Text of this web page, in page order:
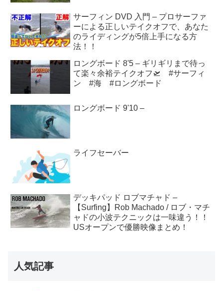
サーフィン DVD 入門 – プロサーファ
ーによる正しいテイクオフで、あなた
のライディングが5倍上手になる方
法！！
ロングボード 8'5 – ギリギリまで待っ
て楽々余裕テイクオフ🛫 #サーフィ
ン #海 #ロングボード
ロングボード 9'10 –
ライフセーバー
デッキパッド ロブマチャド –
【Surfing】Rob Machado / ロブ・マチ
ャドの小波テクニックは一味違う！！
USオープンで優勝映像まとめ！
人気記事